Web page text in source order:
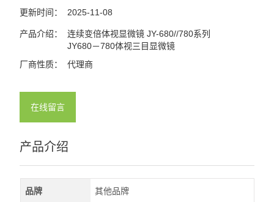
更新时间： 2025-11-08
产品介绍：
连续变倍体视显微镜 JY-680//780系列
JY680－780体视三目显微镜
厂商性质：
代理商
在线留言
产品介绍
品牌 其他品牌